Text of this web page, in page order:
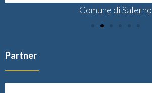
Comune di Salerno
Partner